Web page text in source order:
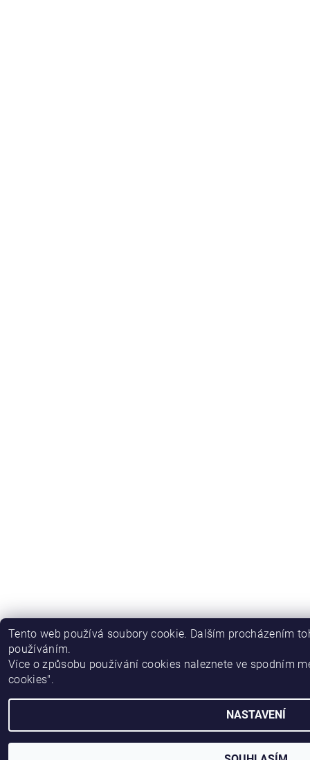
Tento web používá soubory cookie. Dalším procházením
používáním.
Více o způsobu používání cookies naleznete ve spodním
cookies".
NASTAVENÍ